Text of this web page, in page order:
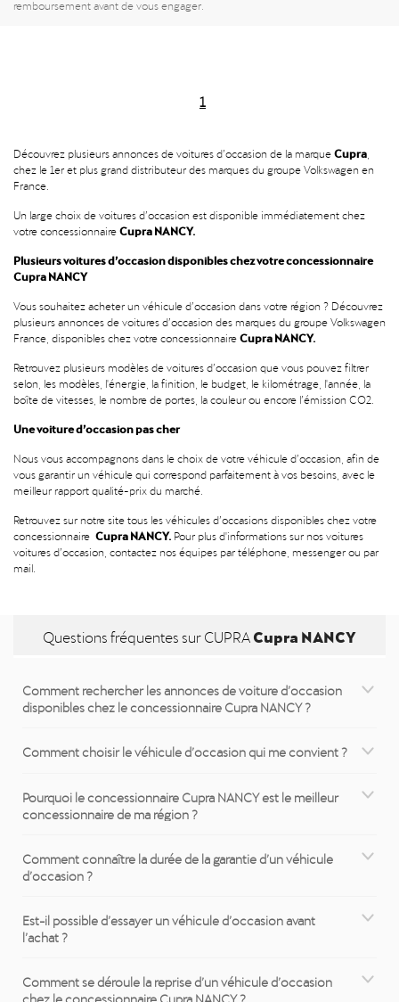
remboursement avant de vous engager.
1
Découvrez plusieurs annonces de voitures d’occasion de la marqueCupra
chez le 1er et plus grand distributeur des marques du groupe Volkswagen en
France.
Un large choix de voitures d’occasion est disponible immédiatement chez
votre concessionnaireCupra NANCY.
Plusieurs voitures d’occasion disponibles chez votre concessionnaire
Cupra NANCY
Vous souhaitez acheter un véhicule d’occasion dans votre région ? Découvrez
plusieurs annonces de voitures d’occasion des marques du groupe Volkswagen
France, disponibles chez votre concessionnaireCupra NANCY.
Retrouvez plusieurs modèles de voitures d’occasion que vous pouvez filtrer
selon, les modèles, l'énergie, la finition, le budget, le kilométrage, l'année, la
boîte de vitesses, le nombre de portes, la couleur ou encore l’émission CO2.
Une voiture d’occasion pas cher
Nous vous accompagnons dans le choix de votre véhicule d’occasion, afin de
vous garantir un véhicule qui correspond parfaitement à vos besoins, avec le
meilleur rapport qualité-prix du marché.
Retrouvez sur notre site tous les véhicules d’occasions disponibles chez votre
concessionnaire Cupra NANCY. Pour plus d'informations sur nos voitures
voitures d’occasion, contactez nos équipes par téléphone, messenger ou par
mail.
Questions fréquentes sur CUPRACupra NANCY
Comment rechercher les annonces de voiture d’occasion
disponibles chez le concessionnaire Cupra NANCY ?
Comment choisir le véhicule d’occasion qui me convient ?
Pourquoi le concessionnaire Cupra NANCY est le meilleur
concessionnaire de ma région ?
Comment connaître la durée de la garantie d’un véhicule
d’occasion ?
Est-il possible d’essayer un véhicule d’occasion avant
l’achat ?
Comment se déroule la reprise d’un véhicule d’occasion
chez le concessionnaire Cupra NANCY ?